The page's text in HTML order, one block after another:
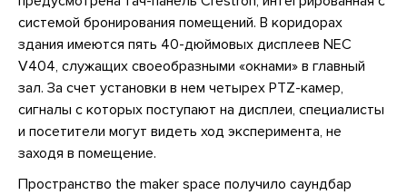
системой бронирования помещений. В коридорах
здания имеются пять 40-дюймовых дисплеев NEC
V404, служащих своеобразными «окнами» в главный
зал. За счет установки в нем четырех PTZ-камер,
сигналы с которых поступают на дисплеи, специалисты
и посетители могут видеть ход эксперимента, не
заходя в помещение.
Пространство the maker space получило саундбар